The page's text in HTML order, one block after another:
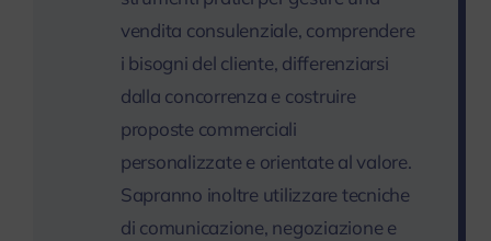
vendita consulenziale, comprendere
i bisogni del cliente, differenziarsi
dalla concorrenza e costruire
proposte commerciali
personalizzate e orientate al valore.
Sapranno inoltre utilizzare tecniche
di comunicazione, negoziazione e